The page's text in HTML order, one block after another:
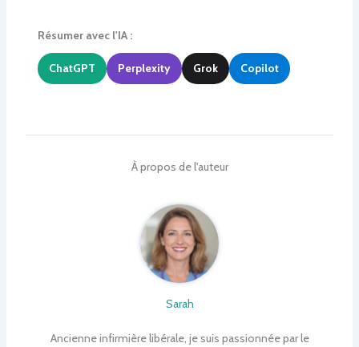
Résumer avec l'IA :
ChatGPT Perplexity Grok Copilot
À propos de l'auteur
Sarah
Ancienne infirmière libérale, je suis passionnée par le